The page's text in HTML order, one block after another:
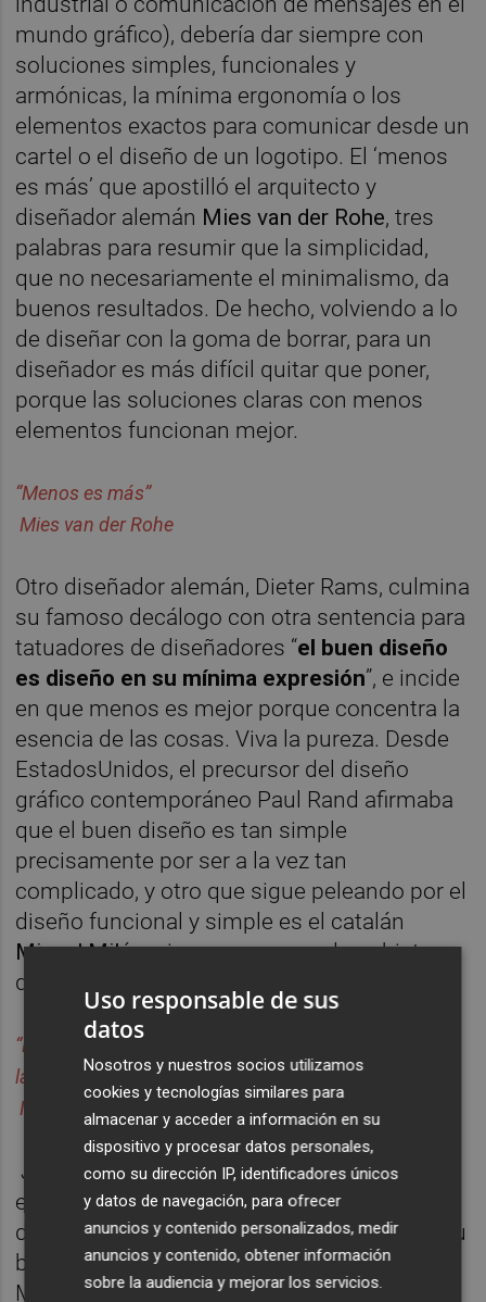
mundo gráfico), debería dar siempre con
soluciones simples, funcionales y
armónicas, la mínima ergonomía o los
elementos exactos para comunicar desde un
cartel o el diseño de un logotipo. El ‘menos
es más’ que apostilló el arquitecto y
diseñador alemán Mies van der Rohe, tres
palabras para resumir que la simplicidad,
que no necesariamente el minimalismo, da
buenos resultados. De hecho, volviendo a lo
de diseñar con la goma de borrar, para un
diseñador es más difícil quitar que poner,
porque las soluciones claras con menos
elementos funcionan mejor.
“Menos es más”
Mies van der Rohe
Otro diseñador alemán, Dieter Rams, culmina
su famoso decálogo con otra sentencia para
tatuadores de diseñadores “el buen diseño
es diseño en su mínima expresión”, e incide
en que menos es mejor porque concentra la
esencia de las cosas. Viva la pureza. Desde
EstadosUnidos, el precursor del diseño
gráfico contemporáneo Paul Rand afirmaba
que el buen diseño es tan simple
precisamente por ser a la vez tan
complicado, y otro que sigue peleando por el
diseño funcional y simple es el catalán
Miguel Milá, quien asegura que los objetos
que complican no le interesan.
“Minimalismo no es la falta de algo, es sencillamente
la perfecta cantidad de algo”
Nicholas Burroughs
John Maeda, uno de los gurús del diseño
enfocado al mundo digital, influyente antes
de la moda de losinfluencers, asentaba en su
best-sellerLas Leyes de la Simplicidad
Maeda, 2006), una serie de principios que
Uso responsable de sus
datos
Nosotros y nuestros socios utilizamos
cookies y tecnologías similares para
almacenar y acceder a información en su
dispositivo y procesar datos personales,
como su dirección IP, identificadores únicos
y datos de navegación, para ofrecer
anuncios y contenido personalizados, medir
anuncios y contenido, obtener información
sobre la audiencia y mejorar los servicios.